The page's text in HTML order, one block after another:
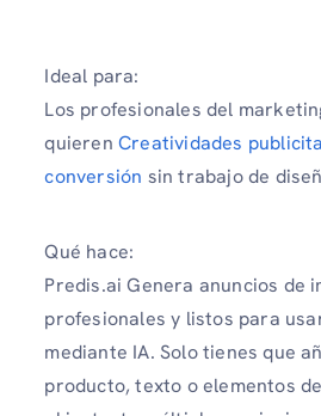
Ideal para:
Los profesionales del
quieren Creatividades
conversión sin trabajo de
Qué hace:
Predis.ai Genera anuncios de
profesionales y listos para
mediante IA. Solo tienes que
producto, texto o elementos